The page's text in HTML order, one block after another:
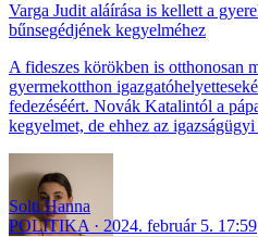
Varga Judit aláírása is kellett a
bűnsegédjének kegyelméhez
A fideszes körökben is otthonosan
gyermekotthon
fedezéséért. Novák Katalintól a
kegyelmet, de ehhez az
Solti Hanna
POLITIKA
2024. február 5. 17:59